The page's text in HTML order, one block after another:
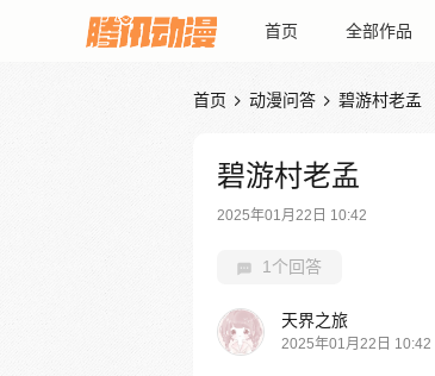
首页 全部作品
首页  动漫问答  碧游村老孟
碧游村老孟
2025年01月22日 10:42
1个回答
天界之旅
2025年01月22日 10:42